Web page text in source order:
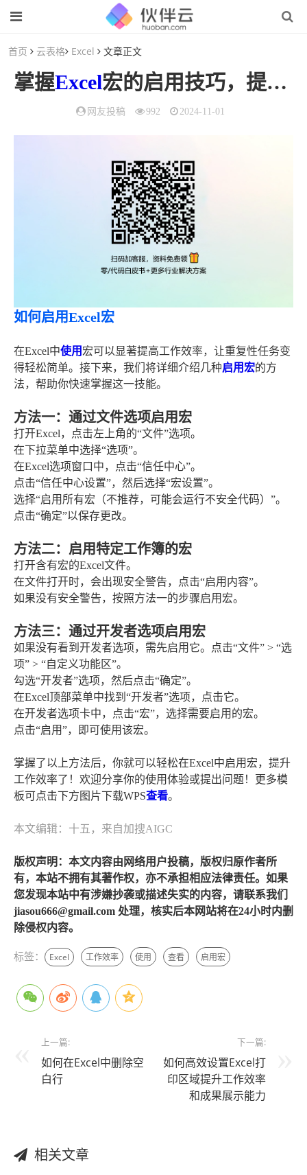
首页 云表格 Excel 文章正文
掌握Excel宏的启用技巧，提升
网友投稿 992 2024-11-01
如何启用Excel宏
在Excel中使用 宏可以显著提高工作效率，让重复性任务变
得轻松简单。接下来，我们将详细介绍几种启用宏的方
法，帮助你快速掌握这一技能。
方法一：通过文件选项启用宏
打开Excel，点击左上角的“文件”选项。
在下拉菜单中选择“选项”。
在Excel选项窗口中，点击“信任中心”。
点击“信任中心设置”，然后选择“宏设置”。
选择“启用所有宏（不推荐，可能会运行不安全代码）”。
点击“确定”以保存更改。
方法二：启用特定工作簿的宏
打开含有宏的Excel文件。
在文件打开时，会出现安全警告，点击“启用内容”。
如果没有安全警告，按照方法一的步骤启用宏。
方法三：通过开发者选项启用宏
如果没有看到开发者选项，需先启用它。点击“文件” > “选
项” > “自定义功能区”。
勾选“开发者”选项，然后点击“确定”。
在Excel顶部菜单中找到“开发者”选项，点击它。
在开发者选项卡中，点击“宏”，选择需要启用的宏。
点击“启用”，即可使用该宏。
掌握了以上方法后，你就可以轻松在Excel中启用宏，提升
工作效率了！欢迎分享你的使用体验或提出问题！更多模
板可点击下方图片下载WPS查看。
本文编辑：十五，来自加搜AIGC
版权声明：本文内容由网络用户投稿，版权归原作者所
有，本站不拥有其著作权，亦不承担相应法律责任。如果
您发现本站中有涉嫌抄袭或描述失实的内容，请联系我们
jiasou666@gmail.com 处理，核实后本网站将在24小时内删
除侵权内容。
标签： Excel 工作效率 使用 查看 启用宏
上一篇:
如何在Excel中删除空
白行
下一篇:
如何高效设置Excel打
印区域提升工作效率
和成果展示能力
相关文章